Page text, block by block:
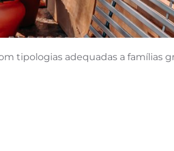
tipologias adequadas a famílias